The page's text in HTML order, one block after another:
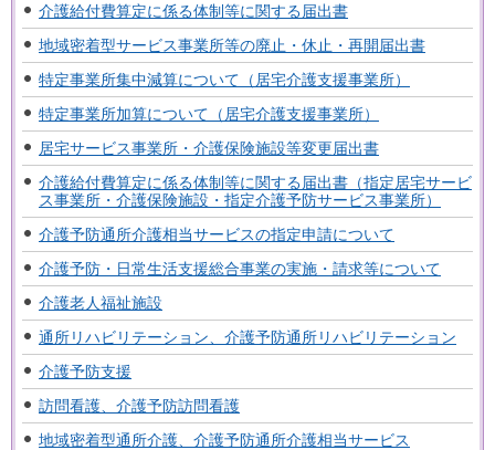
介護給付費算定に係る体制等に関する届出書
地域密着型サービス事業所等の廃止・休止・再開届出書
特定事業所集中減算について（居宅介護支援事業所）
特定事業所加算について（居宅介護支援事業所）
居宅サービス事業所・介護保険施設等変更届出書
介護給付費算定に係る体制等に関する届出書（指定居宅サービ
ス事業所・介護保険施設・指定介護予防サービス事業所）
介護予防通所介護相当サービスの指定申請について
介護予防・日常生活支援総合事業の実施・請求等について
介護老人福祉施設
通所リハビリテーション、介護予防通所リハビリテーション
介護予防支援
訪問看護、介護予防訪問看護
地域密着型通所介護、介護予防通所介護相当サービス